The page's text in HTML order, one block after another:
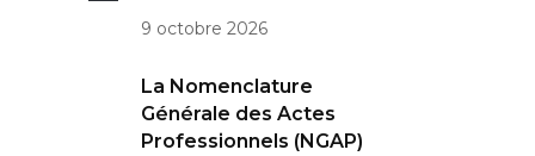
9 octobre 2026
La Nomenclature
Générale des Actes
Professionnels (NGAP)